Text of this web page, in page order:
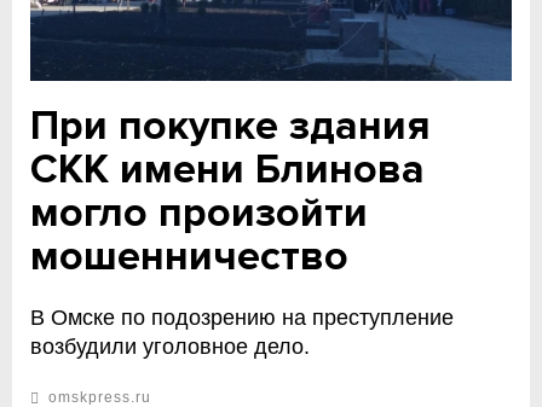
При покупке здания
СКК имени Блинова
могло произойти
мошенничество
В Омске по подозрению на преступление
возбудили уголовное дело.
omskpress.ru